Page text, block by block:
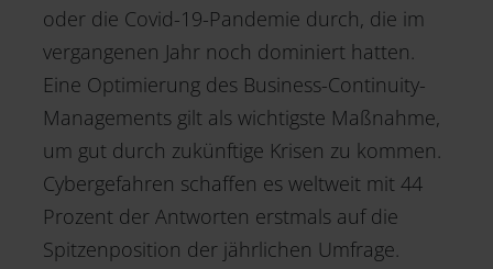
oder die Covid-19-Pandemie durch, die im
vergangenen Jahr noch dominiert hatten.
Eine Optimierung des Business-Continuity-
Managements gilt als wichtigste Maßnahme,
um gut durch zukünftige Krisen zu kommen.
Cybergefahren schaffen es weltweit mit 44
Prozent der Antworten erstmals auf die
Spitzenposition der jährlichen Umfrage.